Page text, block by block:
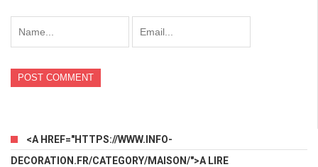
<A HREF="HTTPS://WWW.INFO-
DECORATION.FR/CATEGORY/MAISON/">A LIRE